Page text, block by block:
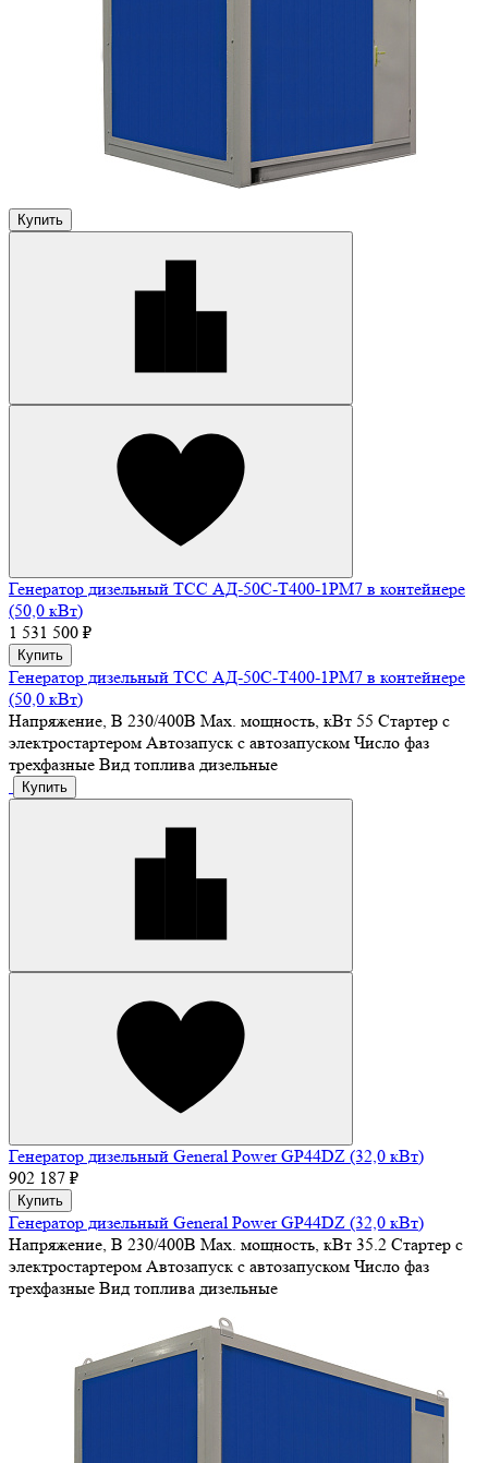
Купить
Генератор дизельный ТСС АД-50С-Т400-1РМ7 в контейнере
(50,0 кВт)
1 531 500 ₽
Купить
Генератор дизельный ТСС АД-50С-Т400-1РМ7 в контейнере
(50,0 кВт)
Напряжение, В 230/400В Max. мощность, кВт 55 Стартер с
электростартером Автозапуск с автозапуском Число фаз
трехфазные Вид топлива дизельные
Купить
Генератор дизельный General Power GP44DZ (32,0 кВт)
902 187 ₽
Купить
Генератор дизельный General Power GP44DZ (32,0 кВт)
Напряжение, В 230/400В Max. мощность, кВт 35.2 Стартер с
электростартером Автозапуск с автозапуском Число фаз
трехфазные Вид топлива дизельные